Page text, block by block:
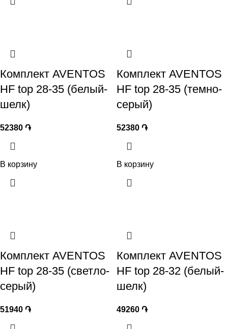
Комплект AVENTOS
HF top 28-35 (белый-
шелк)
52380 ֏
В корзину
Комплект AVENTOS
HF top 28-35 (темно-
серый)
52380 ֏
В корзину
Комплект AVENTOS
HF top 28-35 (светло-
серый)
51940 ֏
Комплект AVENTOS
HF top 28-32 (белый-
шелк)
49260 ֏